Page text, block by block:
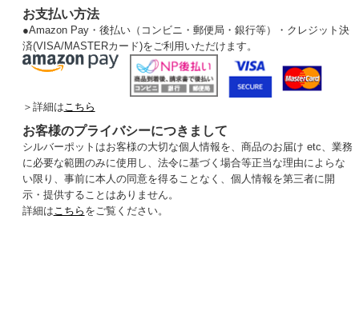
お支払い方法
●Amazon Pay・後払い（コンビニ・郵便局・銀行等）・クレジット決
済(VISA/MASTERカード)をご利用いただけます。
＞詳細はこちら
お客様のプライバシーにつきまして
シルバーポットはお客様の大切な個人情報を、商品のお届け etc、業務
に必要な範囲のみに使用し、法令に基づく場合等正当な理由によらな
い限り、事前に本人の同意を得ることなく、個人情報を第三者に開
示・提供することはありません。
詳細はこちら をご覧ください。